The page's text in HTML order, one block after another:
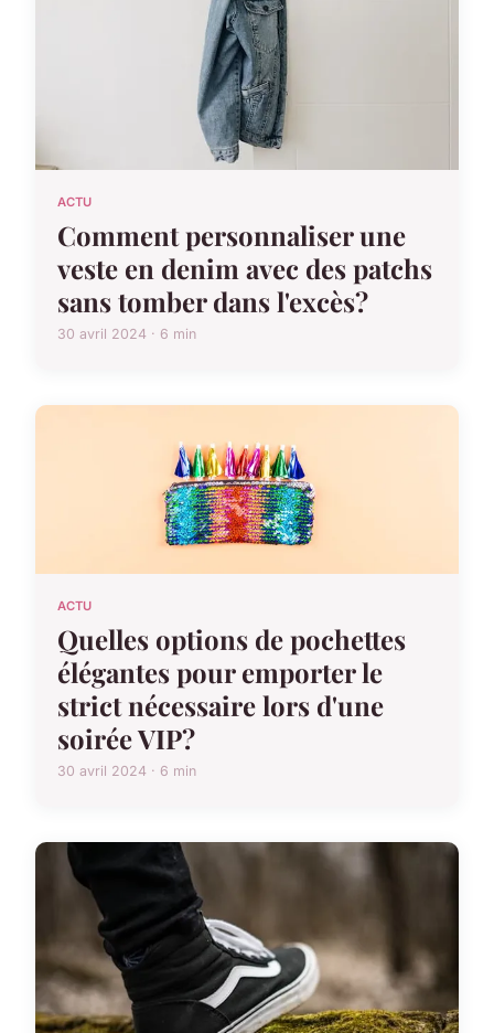
ACTU
Comment personnaliser une
veste en denim avec des patchs
sans tomber dans l'excès?
30 avril 2024 · 6 min
ACTU
Quelles options de pochettes
élégantes pour emporter le
strict nécessaire lors d'une
soirée VIP?
30 avril 2024 · 6 min